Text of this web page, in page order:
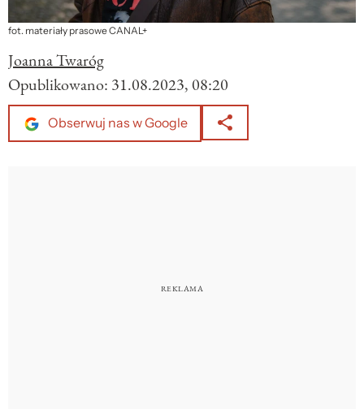
fot. materiały prasowe CANAL+
Joanna Twaróg
Opublikowano: 31.08.2023, 08:20
Obserwuj nas w Google